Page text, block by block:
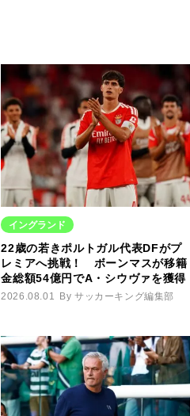
イングランド
22歳の若きポルトガル代表DFがプ
レミアへ挑戦！ ボーンマスが移籍
金総額54億円でA・シウヴァを獲得
2026.08.01 By サッカーキング編集部